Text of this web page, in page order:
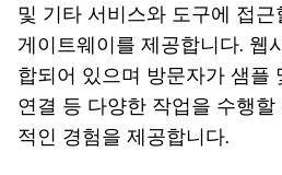
및 기타 서비스와 도구에 접
게이트웨이를 제공합니다. 웹
합되어 있으며 방문자가 샘플
연결 등 다양한 작업을 수행
적인 경험을 제공합니다.